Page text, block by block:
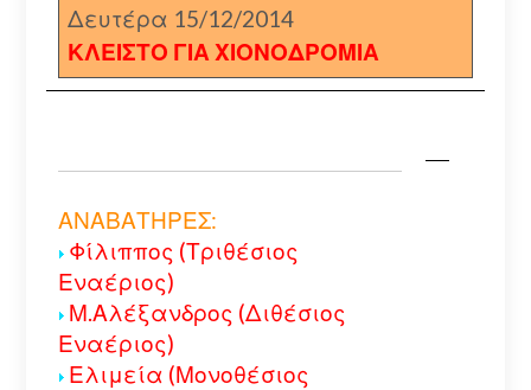
Δευτέρα 15/12/2014
ΚΛΕΙΣΤΟ ΓΙΑ ΧΙΟΝΟΔΡΟΜΙΑ
ΑΝΑΒΑΤΗΡΕΣ:
Φίλιππος (Τριθέσιος
Εναέριος)
Μ.Αλέξανδρος (Διθέσιος
Εναέριος)
Ελιμεία (Μονοθέσιος